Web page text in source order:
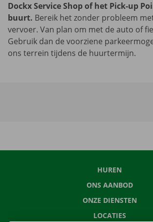
Dockx Service Shop of het Pick-up
buurt. Bereik het zonder probleem
vervoer. Van plan om met de auto of
Gebruik dan de voorziene
ons terrein tijdens de huurtermijn.
HUREN
ONS AANBOD
ONZE DIENSTEN
LOCATIES